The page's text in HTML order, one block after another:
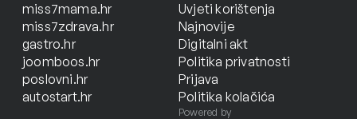
miss7mama.hr
miss7zdrava.hr
gastro.hr
joomboos.hr
poslovni.hr
autostart.hr
Uvjeti korištenja
Najnovije
Digitalni akt
Politika privatnosti
Prijava
Politika kolačića
Powered by